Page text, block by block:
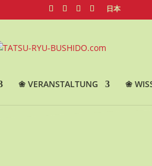
日本
❀ VERANSTALTUNG ❀